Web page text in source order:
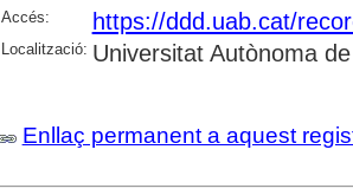
Accés: https://ddd.uab.cat/
Localització: Universitat Autònoma
Enllaç permanent a aquest